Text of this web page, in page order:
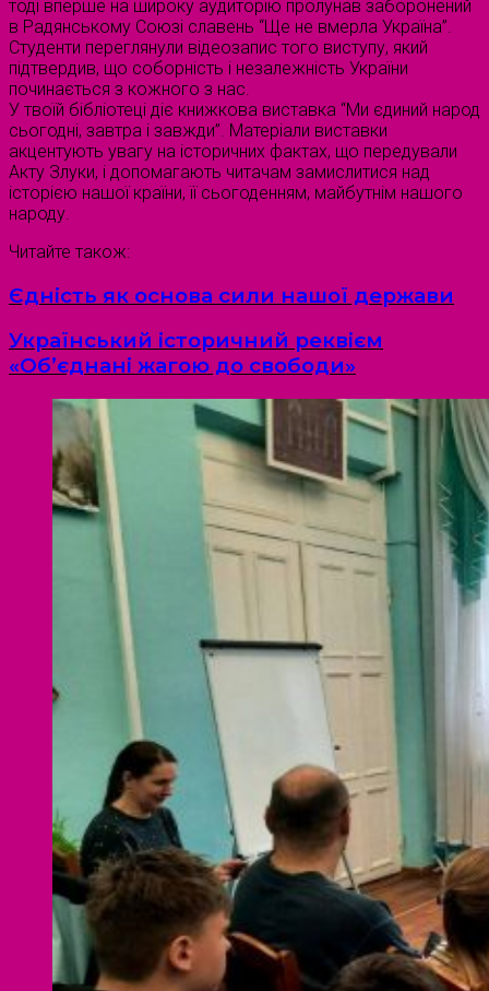
тоді вперше на широку аудиторію пролунав заборонений
в Радянському Союзі славень “Ще не вмерла Україна”.
Студенти переглянули відеозапис того виступу, який
підтвердив, що соборність і незалежність України
починається з кожного з нас.
У твоїй бібліотеці діє книжкова виставка “Ми єдиний народ
сьогодні, завтра і завжди”. Матеріали виставки
акцентують увагу на історичних фактах, що передували
Акту Злуки, і допомагають читачам замислитися над
історією нашої країни, її сьогоденням, майбутнім нашого
народу.
Читайте також:
Єдність як основа сили нашої держави
Український історичний реквієм
«Об’єднані жагою до свободи»